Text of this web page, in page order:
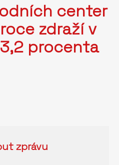
center
zdraží v
procenta
zprávu